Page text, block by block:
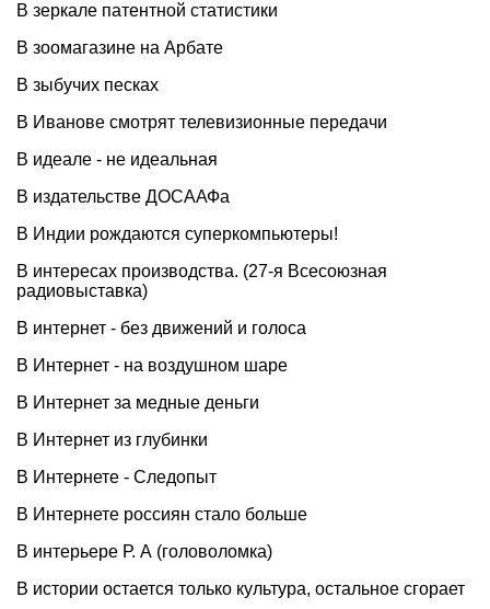
В зеркале патентной статистики
В зоомагазине на Арбате
В зыбучих песках
В Иванове смотрят телевизионные передачи
В идеале - не идеальная
В издательстве ДОСААФа
В Индии рождаются суперкомпьютеры!
В интересах производства. (27-я Всесоюзная
радиовыставка)
В интернет - без движений и голоса
В Интернет - на воздушном шаре
В Интернет за медные деньги
В Интернет из глубинки
В Интернете - Следопыт
В Интернете россиян стало больше
В интерьере Р. А (головоломка)
В истории остается только культура, остальное сгорает